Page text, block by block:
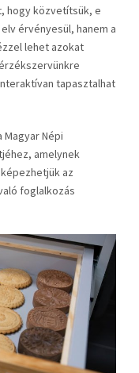
hogy közvetítsük, e
érvényesül, hanem a
lehet azokat
tapasztalhat
Magyar Népi
amelynek
az
foglalkozás